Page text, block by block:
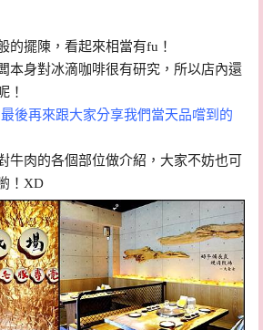
的擺陳，看起來相當有fu！
本身對冰滴咖啡很有研究，所以店內還
！
後再來跟大家分享我們當天品嚐到的
牛肉的各個部位做介紹，大家不妨也可
！XD